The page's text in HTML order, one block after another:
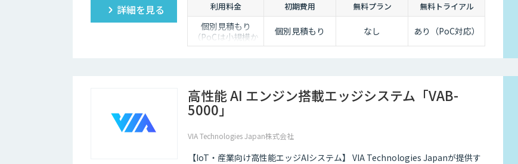
です。
詳細を見る 利用料金 初期費用 無料プラン 無料トライアル
個別見積もり
（PoCは小規模か
ら対応）
個別見積もり なし あり（PoC対応）
高性能 AI エンジン搭載エッジシステム「VAB-
5000」
VIA Technologies Japan株式会社
【IoT・産業向け高性能エッジAIシステム】 VIA Technologies Japanが提供す